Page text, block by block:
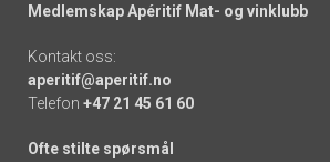
Medlemskap Apéritif Mat- og vinklubb
Kontakt oss:
aperitif@aperitif.no
Telefon +47 21 45 61 60
Ofte stilte spørsmål